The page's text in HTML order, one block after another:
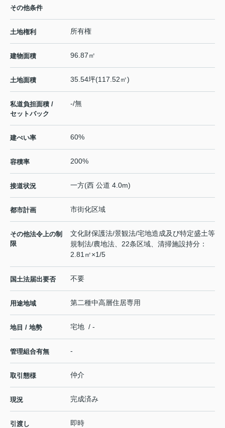
その他条件
土地権利 所有権
建物面積 96.87㎡
土地面積 35.54坪(117.52㎡)
私道負担面積 /
セットバック
-/無
建ぺい率 60%
容積率 200%
接道状況 一方(西 公道 4.0m)
都市計画 市街化区域
その他法令上の制
限
文化財保護法/景観法/宅地造成及び特定盛土等
規制法/農地法、22条区域、清掃施設持分：
2.81㎡×1/5
国土法届出要否 不要
用途地域 第二種中高層住居専用
地目 / 地勢 宅地 / -
管理組合有無 -
取引態様 仲介
現況 完成済み
引渡し 即時